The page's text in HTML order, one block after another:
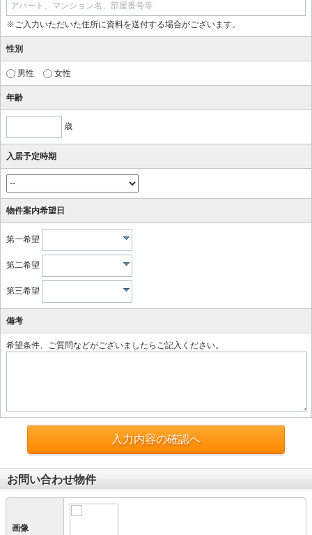
アパート、マンション名、部屋番号等
※ご入力いただいた住所に資料を送付する場合がございます。
性別
男性 女性
年齢
歳
入居予定時期
物件案内希望日
第一希望
第二希望
第三希望
備考
希望条件、ご質問などがございましたらご記入ください。
入力内容の確認へ
お問い合わせ物件
画像